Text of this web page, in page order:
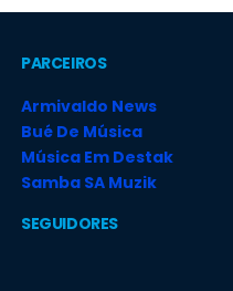
PARCEIROS
Armivaldo News
Bué De Música
Música Em Destak
Samba SA Muzik
SEGUIDORES